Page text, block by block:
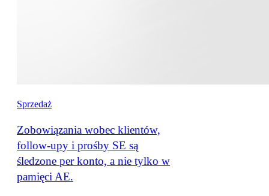
Sprzedaż
Zobowiązania wobec klientów,
follow-upy i prośby SE są
śledzone per konto, a nie tylko w
pamięci AE.